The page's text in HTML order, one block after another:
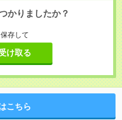
かりましたか？
存して
け取る
こちら